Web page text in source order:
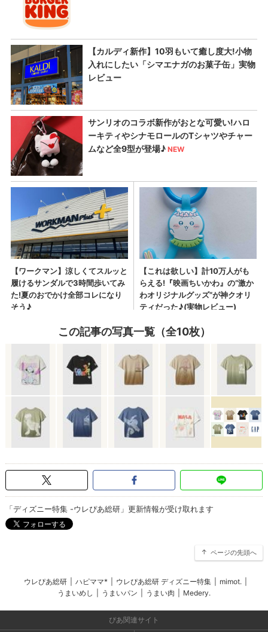
この記事の写真一覧（全10枚）
「ディズニー特集 -ウレぴあ総研」更新情報が受け取れます
ページの先頭へ
ウレぴあ総研 ハピママ* ウレぴあ総研 ディズニー特集 mimot.
うまいめし
うまいパン うまい肉 Medery.
ぴあ関連サイト